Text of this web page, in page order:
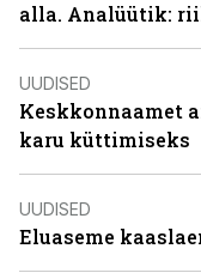
alla. Analüütik:
UUDISED
Keskkonnaamet
karu küttimiseks
UUDISED
Eluaseme